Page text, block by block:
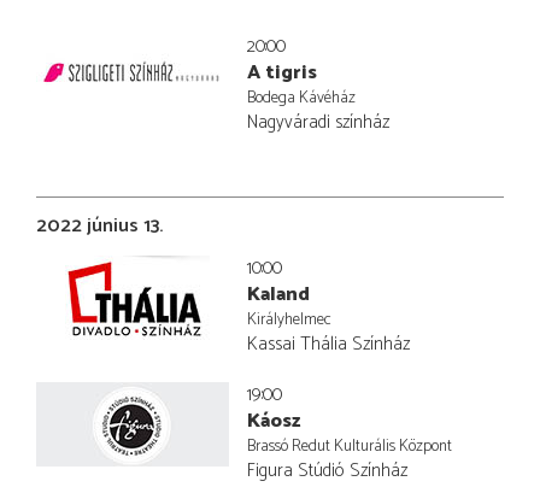
20:00
A tigris
Bodega Kávéház
Nagyváradi színház
2022 június 13.
10:00
Kaland
Királyhelmec
Kassai Thália Színház
19:00
Káosz
Brassó Redut Kulturális Központ
Figura Stúdió Színház